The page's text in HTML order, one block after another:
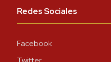
Redes Sociales
Facebook